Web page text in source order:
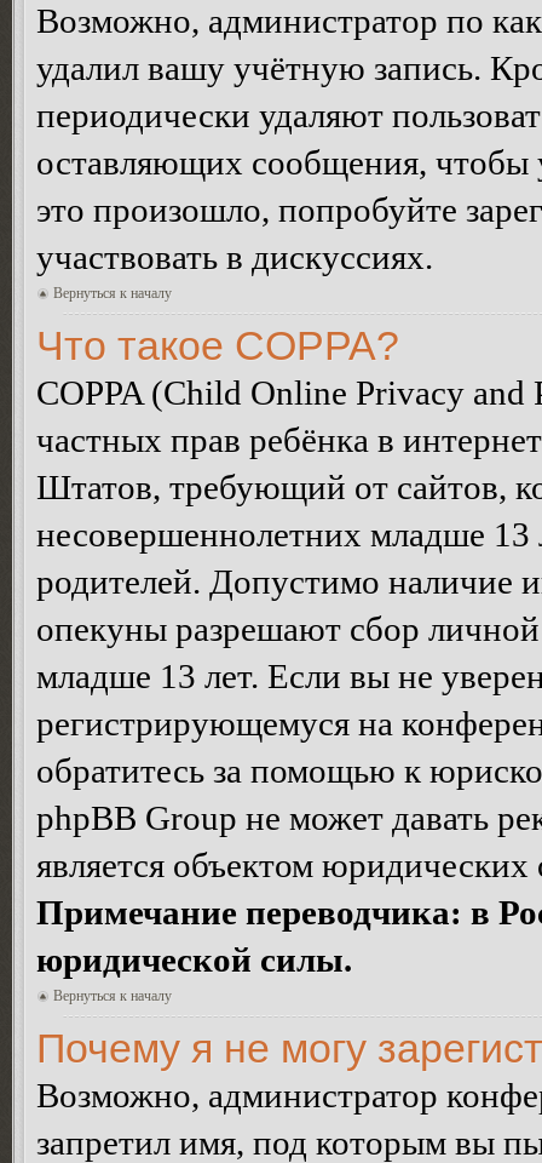
Возможно, администратор по
удалил вашу учётную запись.
периодически удаляют
оставляющих сообщения, чтобы
это произошло, попробуйте
участвовать в дискуссиях.
Вернуться к началу
Что такое COPPA?
COPPA (Child Online Privacy
частных прав ребёнка в
Штатов, требующий от сайтов,
несовершеннолетних младше 13
родителей. Допустимо наличие
опекуны разрешают сбор
младше 13 лет. Если вы не
регистрирующемуся на
обратитесь за помощью к
phpBB Group не может давать
является объектом
Примечание переводчика: в
юридической силы.
Вернуться к началу
Почему я не могу
Возможно, администратор
запретил имя, под которым вы